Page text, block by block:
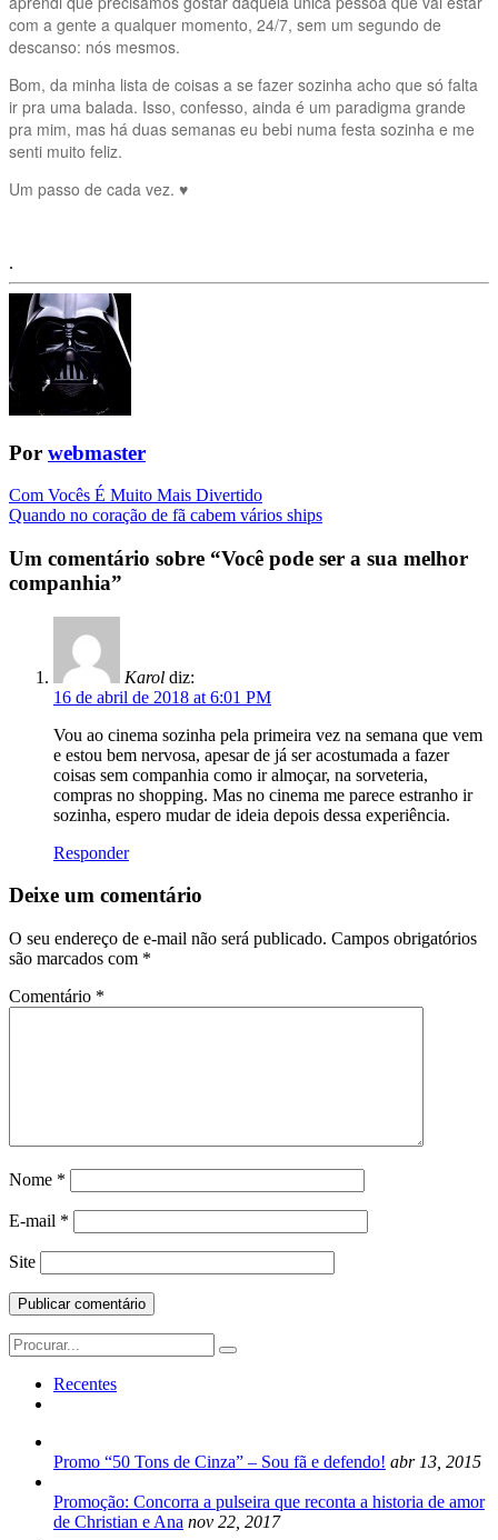
com a gente a qualquer momento, 24/7, sem um segundo de
descanso: nós mesmos.
Bom, da minha lista de coisas a se fazer sozinha acho que só falta
ir pra uma balada. Isso, confesso, ainda é um paradigma grande
pra mim, mas há duas semanas eu bebi numa festa sozinha e me
senti muito feliz.
Um passo de cada vez. ♥
.
Por webmaster
Navegação
da
Postagem
Com Vocês É Muito Mais Divertido
Quando no coração de fã cabem vários ships
Um comentário sobre “Você pode ser a sua melhor
companhia”
Karol diz:
16 de abril de 2018 at 6:01 PM
Vou ao cinema sozinha pela primeira vez na semana que vem
e estou bem nervosa, apesar de já ser acostumada a fazer
coisas sem companhia como ir almoçar, na sorveteria,
compras no shopping. Mas no cinema me parece estranho ir
sozinha, espero mudar de ideia depois dessa experiência.
Responder
Deixe um comentário
O seu endereço de e-mail não será publicado. Campos obrigatórios
são marcados com *
Comentário *
Nome *
E-mail *
Site
Search
for:
Recentes
Promo “50 Tons de Cinza” – Sou fã e defendo! abr 13, 2015
Promoção: Concorra a pulseira que reconta a historia de amor
de Christian e Ana nov 22, 2017